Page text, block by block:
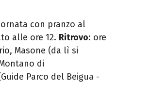
con pranzo al
alle ore 12. Ritrovo: ore
Masone (da lì si
di
Parco del Beigua -